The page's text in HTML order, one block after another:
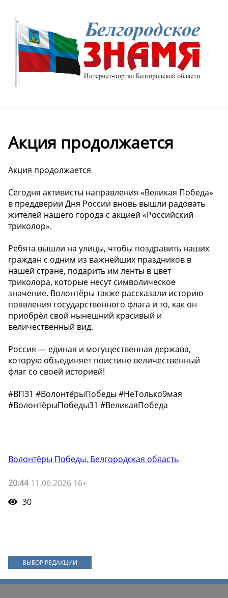
Акция продолжается ️
Акция продолжается ️
Сегодня активисты направления «Великая Победа»
в преддверии Дня России вновь вышли радовать
жителей нашего города с акцией «Российский
триколор».
Ребята вышли на улицы, чтобы поздравить наших
граждан с одним из важнейших праздников в
нашей стране, подарить им ленты в цвет
триколора, которые несут символическое
значение. Волонтёры также рассказали историю
появления государственного флага и то, как он
приобрёл свой нынешний красивый и
величественный вид.
Россия — единая и могущественная держава,
которую объединяет поистине величественный
флаг со своей историей!
#ВП31 #ВолонтёрыПобеды #НеТолько9мая
#ВолонтёрыПобеды31 #ВеликаяПобеда
Волонтёры Победы. Белгородская область
20:4411.06.2026 16+
30
ВЫБОР РЕДАКЦИИ